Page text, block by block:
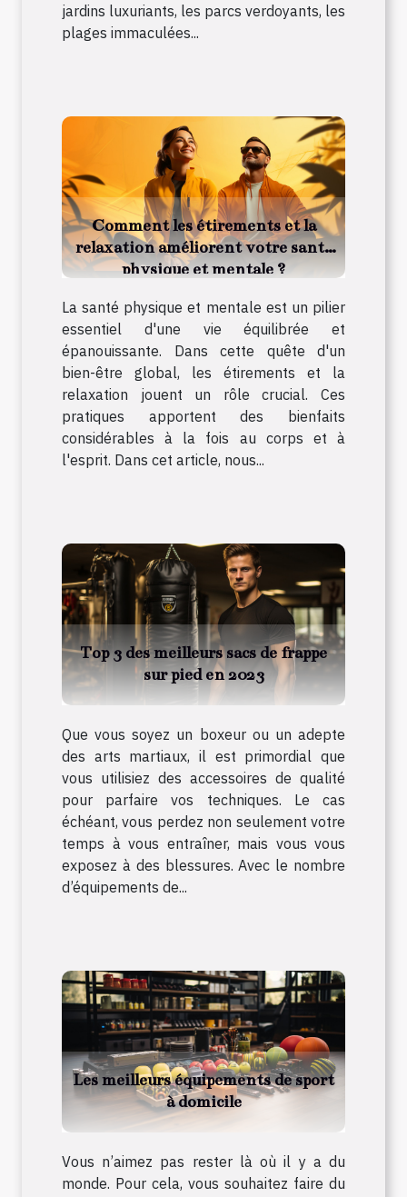
jardins luxuriants, les parcs verdoyants, les
plages immaculées...
Comment les étirements et la
relaxation améliorent votre santé
physique et mentale ?
La santé physique et mentale est un pilier
essentiel d'une vie équilibrée et
épanouissante. Dans cette quête d'un
bien-être global, les étirements et la
relaxation jouent un rôle crucial. Ces
pratiques apportent des bienfaits
considérables à la fois au corps et à
l'esprit. Dans cet article, nous...
Top 3 des meilleurs sacs de frappe
sur pied en 2023
Que vous soyez un boxeur ou un adepte
des arts martiaux, il est primordial que
vous utilisiez des accessoires de qualité
pour parfaire vos techniques. Le cas
échéant, vous perdez non seulement votre
temps à vous entraîner, mais vous vous
exposez à des blessures. Avec le nombre
d’équipements de...
Les meilleurs équipements de sport
à domicile
Vous n’aimez pas rester là où il y a du
monde. Pour cela, vous souhaitez faire du